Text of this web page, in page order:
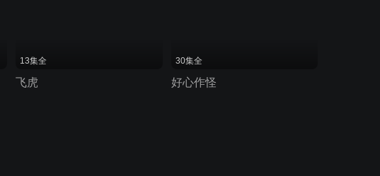
13集全
飞虎
30集全
好心作怪